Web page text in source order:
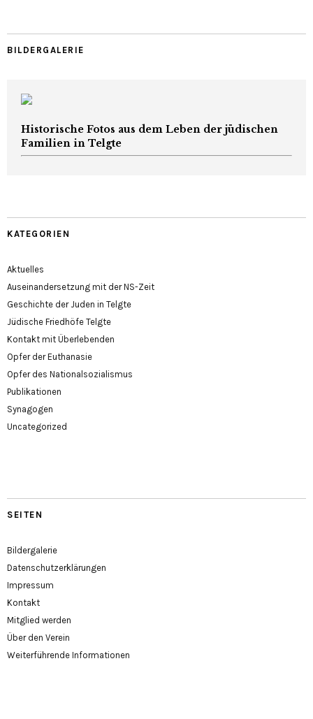
BILDERGALERIE
Historische Fotos aus dem Leben der jüdischen
Familien in Telgte
KATEGORIEN
Aktuelles
Auseinandersetzung mit der NS-Zeit
Geschichte der Juden in Telgte
Jüdische Friedhöfe Telgte
Kontakt mit Überlebenden
Opfer der Euthanasie
Opfer des Nationalsozialismus
Publikationen
Synagogen
Uncategorized
SEITEN
Bildergalerie
Datenschutzerklärungen
Impressum
Kontakt
Mitglied werden
Über den Verein
Weiterführende Informationen